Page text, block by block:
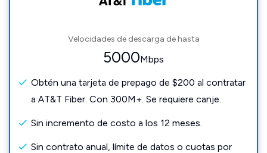
Velocidades de descarga de hasta
5000Mbps
Obtén una tarjeta de prepago de $200 al contratar
a AT&T Fiber. Con 300M+. Se requiere canje.
Sin incremento de costo a los 12 meses.
Sin contrato anual, límite de datos o cuotas por